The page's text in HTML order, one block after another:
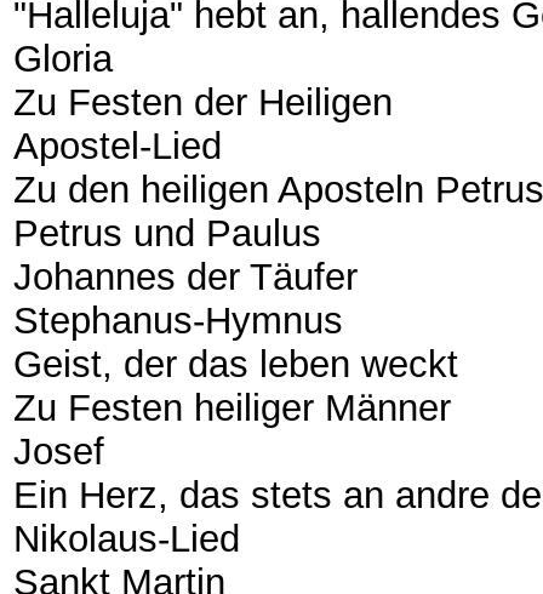
"Halleluja" hebt an, hallendes
Gloria
Zu Festen der Heiligen
Apostel-Lied
Zu den heiligen Aposteln
Petrus und Paulus
Johannes der Täufer
Stephanus-Hymnus
Geist, der das leben weckt
Zu Festen heiliger Männer
Josef
Ein Herz, das stets an andre
Nikolaus-Lied
Sankt Martin